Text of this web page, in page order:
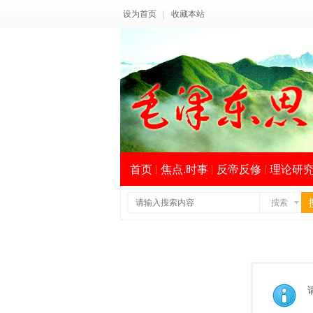
设为首页 收藏本站
首页 焦点.时事 反帝反修 理论研究
搜索
索